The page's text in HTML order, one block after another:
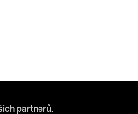
partnerů.